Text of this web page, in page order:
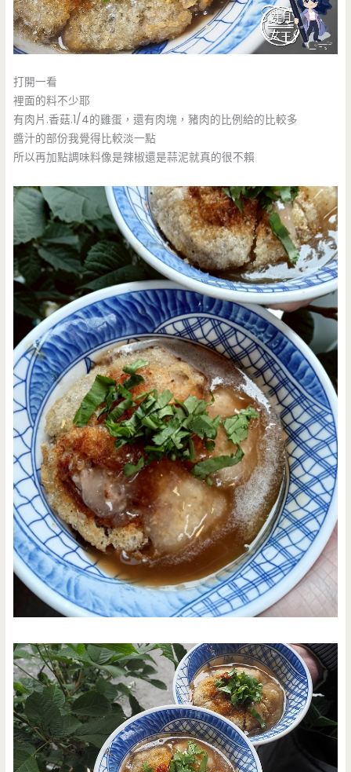
打開一看
裡面的料不少耶
有肉片.香菇.1/4的雞蛋，還有肉塊，豬肉的比例給的比較多
醬汁的部份我覺得比較淡一點
所以再加點調味料像是辣椒還是蒜泥就真的很不賴